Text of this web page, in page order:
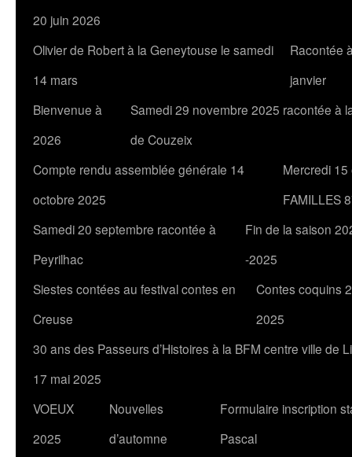
20 juin 2026
Olivier de Robert à la Geneytouse le samedi
14 mars
Racontée
janvier
Bienvenue à
2026
Samedi 29 novembre 2025 racontée à
de Couzeix
Compte rendu assemblée générale 14
octobre 2025
Mercredi
FAMILLES
Samedi 20 septembre racontée à
Peyrilhac
Fin de la saison
-2025
Siestes contées au festival contes en
Creuse
Contes coquins
2025
30 ans des Passeurs d’Histoires à la BFM centre ville de
17 mai 2025
VOEUX
2025
Nouvelles
d’automne
Formulaire inscription
Pascal